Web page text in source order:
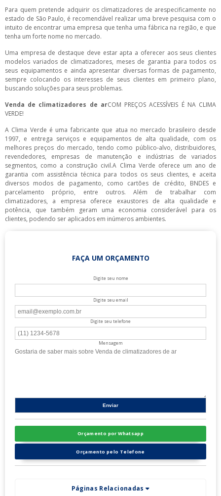
Para quem pretende adquirir os climatizadores de arespecificamente no
estado de São Paulo, é recomendável realizar uma breve pesquisa com o
intuito de encontrar uma empresa que tenha uma fábrica na região, e que
tenha um forte nome no mercado.
Uma empresa de destaque deve estar apta a oferecer aos seus clientes
modelos variados de climatizadores, meses de garantia para todos os
seus equipamentos e ainda apresentar diversas formas de pagamento,
sempre colocando os interesses de seus clientes em primeiro plano,
buscando soluções para seus problemas.
Venda de climatizadores de arCOM PREÇOS ACESSÍVEIS É NA CLIMA
VERDE!
A Clima Verde é uma fabricante que atua no mercado brasileiro desde
1997, e entrega serviços e equipamentos de alta qualidade, com os
melhores preços do mercado, tendo como público-alvo, distribuidores,
revendedores, empresas de manutenção e indústrias de variados
segmentos, como a construção civil.A Clima Verde oferece um ano de
garantia com assistência técnica para todos os seus clientes, e aceita
diversos modos de pagamento, como cartões de crédito, BNDES e
parcelamento próprio, entre outros. Além de trabalhar com
climatizadores, a empresa oferece exaustores de alta qualidade e
potência, que também geram uma economia considerável para os
clientes, podendo ser aplicados em inúmeros ambientes.
FAÇA UM ORÇAMENTO
Digite seu nome
Digite seu email
Digite seu telefone
Mensagem
Orçamento por Whatsapp
Orçamento pelo Telefone
Páginas Relacionadas